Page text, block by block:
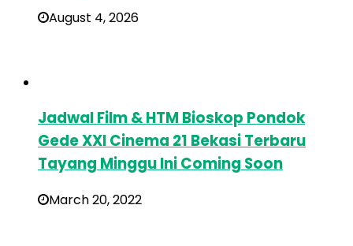
August 4, 2026
Jadwal Film & HTM Bioskop Pondok
Gede XXI Cinema 21 Bekasi Terbaru
Tayang Minggu Ini Coming Soon
March 20, 2022